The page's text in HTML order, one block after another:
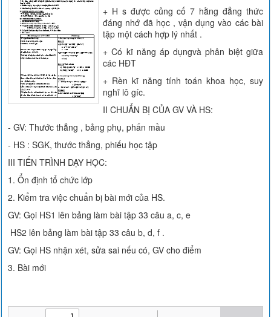
+ H s được củng cố 7 hằng đẳng thức
đáng nhớ đã học , vận dụng vào các bài
tập một cách hợp lý nhất .
+ Có kĩ năng áp dụngvà phân biệt giữa
các HĐT
+ Rèn kĩ năng tính toán khoa học, suy
nghĩ lô gíc.
II CHUẨN BỊ CỦA GV VÀ HS:
- GV: Thước thẳng , bảng phụ, phấn mầu
- HS : SGK, thước thẳng, phiếu học tập
III TIẾN TRÌNH DẠY HỌC:
1. Ổn định tổ chức lớp
2. Kiểm tra việc chuẩn bị bài mới của HS.
GV: Gọi HS1 lên bảng làm bài tập 33 câu a, c, e
HS2 lên bảng làm bài tập 33 câu b, d, f .
GV: Gọi HS nhận xét, sửa sai nếu có, GV cho điểm
3. Bài mới